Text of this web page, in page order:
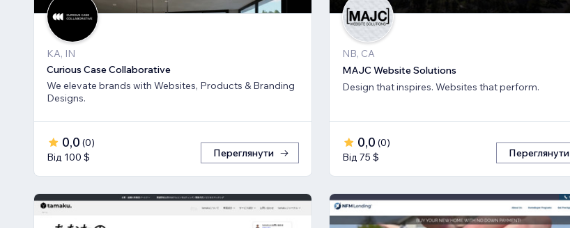
KA, IN
Curious Case Collaborative
We elevate brands with Websites, Products & Branding
Designs.
0,0 (0)
Від 100 $
Переглянути
NB, CA
MAJC Website Solutions
Design that inspires. Websites that perform.
0,0 (0)
Від 75 $
Переглянути